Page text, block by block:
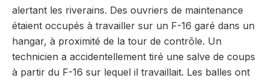
alertant les riverains. Des ouvriers de maintenance
étaient occupés à travailler sur un F-16 garé dans un
hangar, à proximité de la tour de contrôle. Un
technicien a accidentellement tiré une salve de coups
à partir du F-16 sur lequel il travaillait. Les balles ont